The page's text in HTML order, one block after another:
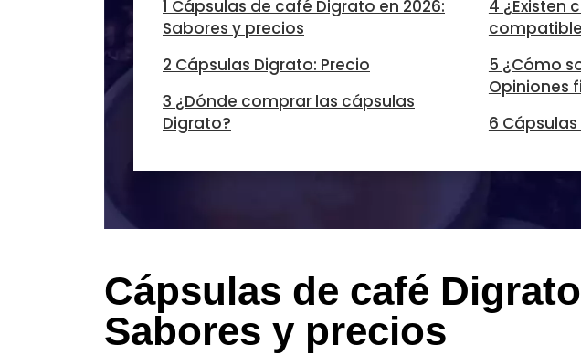
1 Cápsulas de café Digrato en 2026:
Sabores y precios
2 Cápsulas Digrato: Precio
3 ¿Dónde comprar las cápsulas
Digrato?
4 ¿Existen
5 ¿Cómo
Opiniones
6
Cápsulas de café
Sabores y precios